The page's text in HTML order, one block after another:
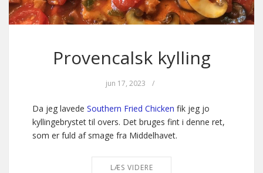
Provencalsk kylling
jun 17, 2023 /
Da jeg lavede Southern Fried Chicken fik jeg jo
kyllingebrystet til overs. Det bruges fint i denne ret,
som er fuld af smage fra Middelhavet.
LÆS VIDERE